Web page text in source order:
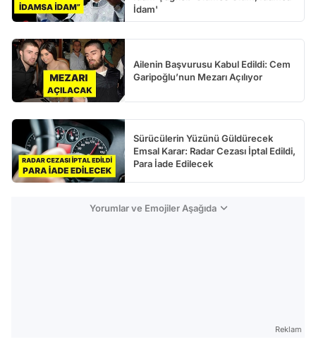
İdam'
Ailenin Başvurusu Kabul Edildi: Cem
Garipoğlu’nun Mezarı Açılıyor
Sürücülerin Yüzünü Güldürecek
Emsal Karar: Radar Cezası İptal Edildi,
Para İade Edilecek
Yorumlar ve Emojiler Aşağıda
Reklam